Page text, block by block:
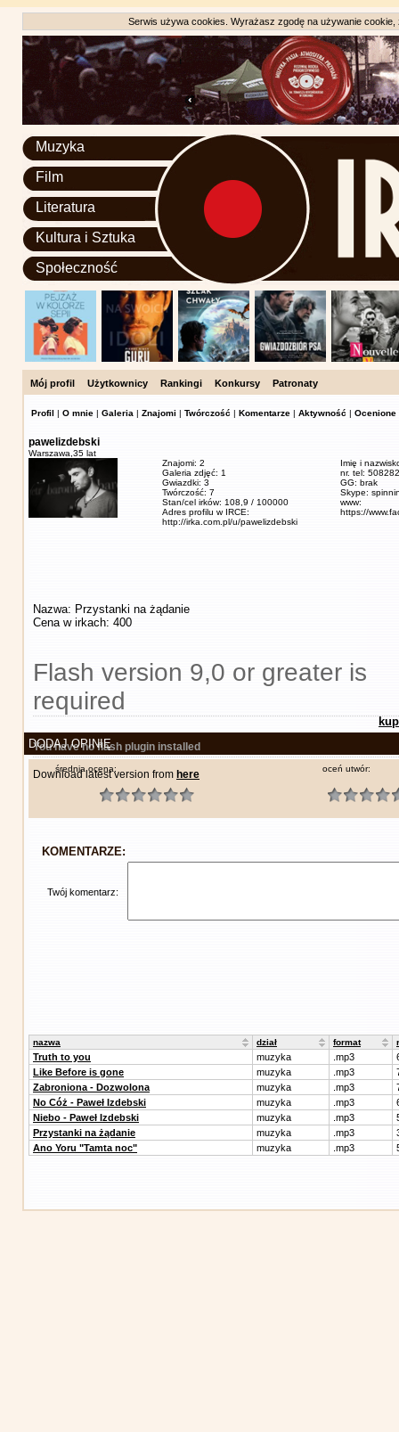
Serwis używa cookies. Wyrażasz zgodę na używanie
Muzyka
Film
Literatura
Kultura i Sztuka
Społeczność
Mój profil Użytkownicy Rankingi Konkursy Patronaty
Profil | O mnie | Galeria | Znajomi | Twórczość | Komentarze | Aktywność | Ocenione
pawelizdebski
Warszawa, 35 lat
Znajomi: 2
Galeria zdjęć: 1
Gwiazdki: 3
Twórczość: 7
Stan/cel irków: 108,9 / 100000
Adres profilu w IRCE:
http://irka.com.pl/u/pawelizdebski
Imię i
nr. tel:
GG: brak
Skype:
www:
https://
Nazwa: Przystanki na żądanie
Cena w irkach: 400
Flash version 9,0 or greater is
required
You have no flash plugin installed
Download latest version from here
DODAJ OPINIĘ
średnia ocena: oceń utwór:
KOMENTARZE:
Twój komentarz:
nazwa dział format
Truth to you muzyka .mp3
Like Before is gone
muzyka .mp3
Zabroniona - Dozwolona
muzyka .mp3
No Cóż - Paweł Izdebski
muzyka .mp3
Niebo - Paweł Izdebski
muzyka .mp3
Przystanki na żądanie
muzyka .mp3
Ano Yoru "Tamta noc"
muzyka .mp3